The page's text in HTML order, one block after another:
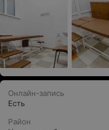
Онлайн-запись
Есть
Район